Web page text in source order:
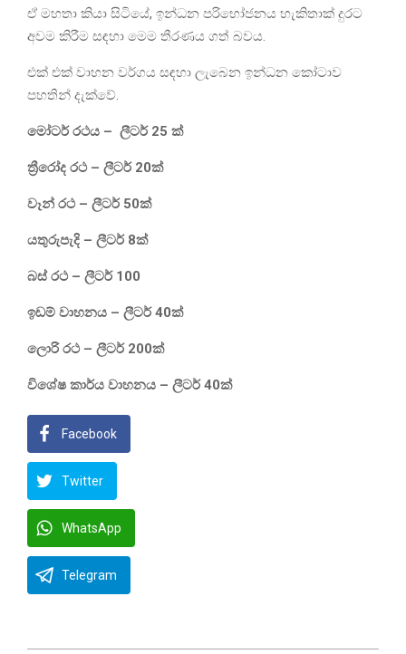
ඒ මහතා කියා සිටියේ, ඉන්ධන පරිභෝජනය හැකිතාක් දුරට
අවම කිරීම සඳහා මෙම තීරණය ගත් බවය.
එක් එක් වාහන වර්ගය සඳහා ලැබෙන ඉන්ධන කෝටාව
පහතින් දැක්වේ.
මෝටර් රථය – ලීටර් 25 ක්
ත්‍රීරෝද රථ – ලීටර් 20ක්
වෑන් රථ – ලීටර් 50ක්
යතුරුපැදි – ලීටර් 8ක්
බස් රථ – ලීටර් 100
ඉඩම් වාහනය – ලීටර් 40ක්
ලොරි රථ – ලීටර් 200ක්
විශේෂ කාර්ය වාහනය – ලීටර් 40ක්
Facebook
Twitter
WhatsApp
Telegram